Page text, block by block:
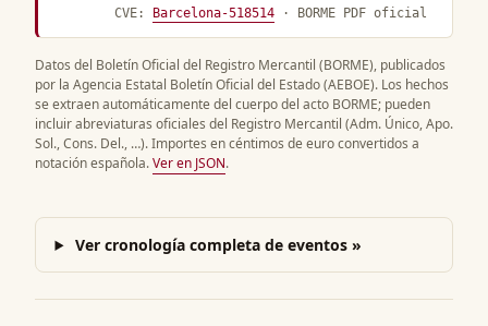
CVE: Barcelona-518514 · BORME PDF oficial
Datos del Boletín Oficial del Registro Mercantil (BORME), publicados
por la Agencia Estatal Boletín Oficial del Estado (AEBOE). Los hechos
se extraen automáticamente del cuerpo del acto BORME; pueden
incluir abreviaturas oficiales del Registro Mercantil (Adm. Único, Apo.
Sol., Cons. Del., …). Importes en céntimos de euro convertidos a
notación española.Ver en JSON.
Ver cronología completa de eventos »